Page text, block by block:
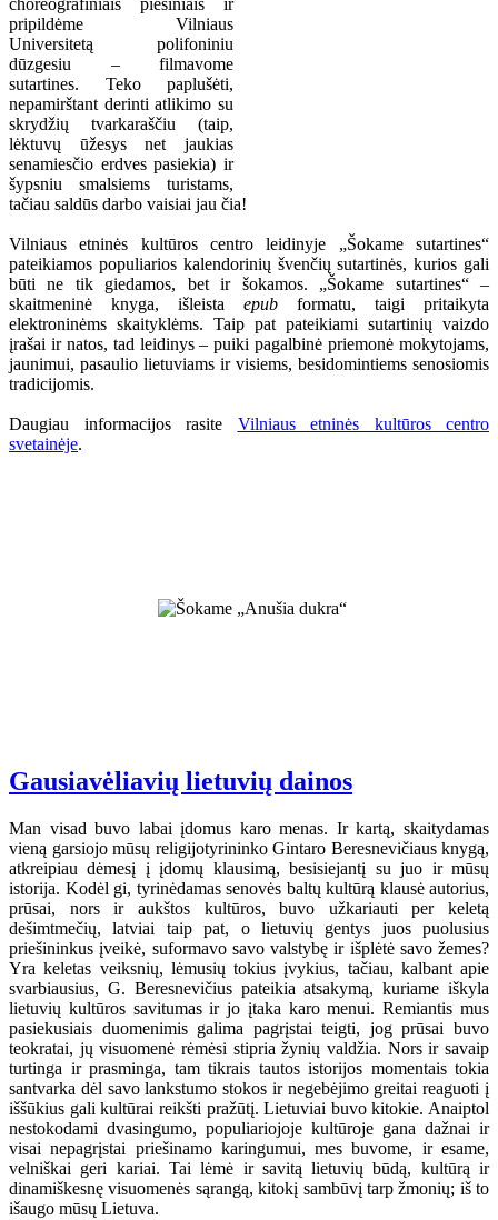
choreografiniais piešiniais ir
pripildėme Vilniaus
Universitetą polifoniniu
dūzgesiu – filmavome
sutartines. Teko paplušėti,
nepamirštant derinti atlikimo su
skrydžių tvarkaraščiu (taip,
lėktuvų ūžesys net jaukias
senamiesčio erdves pasiekia) ir
šypsniu smalsiems turistams,
tačiau saldūs darbo vaisiai jau čia!
Vilniaus etninės kultūros centro leidinyje „Šokame sutartines“
pateikiamos populiarios kalendorinių švenčių sutartinės, kurios gali
būti ne tik giedamos, bet ir šokamos. „Šokame sutartines“ –
skaitmeninė knyga, išleista epub formatu, taigi pritaikyta
elektroninėms skaityklėms. Taip pat pateikiami sutartinių vaizdo
įrašai ir natos, tad leidinys – puiki pagalbinė priemonė mokytojams,
jaunimui, pasaulio lietuviams ir visiems, besidomintiems senosiomis
tradicijomis.
Daugiau informacijos rasite Vilniaus etninės kultūros centro
svetainėje.
Gausiavėliavių lietuvių dainos
Man visad buvo labai įdomus karo menas. Ir kartą, skaitydamas
vieną garsiojo mūsų religijotyrininko Gintaro Beresnevičiaus knygą,
atkreipiau dėmesį į įdomų klausimą, besisiejantį su juo ir mūsų
istorija. Kodėl gi, tyrinėdamas senovės baltų kultūrą klausė autorius,
prūsai, nors ir aukštos kultūros, buvo užkariauti per keletą
dešimtmečių, latviai taip pat, o lietuvių gentys juos puolusius
priešininkus įveikė, suformavo savo valstybę ir išplėtė savo žemes?
Yra keletas veiksnių, lėmusių tokius įvykius, tačiau, kalbant apie
svarbiausius, G. Beresnevičius pateikia atsakymą, kuriame iškyla
lietuvių kultūros savitumas ir jo įtaka karo menui. Remiantis mus
pasiekusiais duomenimis galima pagrįstai teigti, jog prūsai buvo
teokratai, jų visuomenė rėmėsi stipria žynių valdžia. Nors ir savaip
turtinga ir prasminga, tam tikrais tautos istorijos momentais tokia
santvarka dėl savo lankstumo stokos ir negebėjimo greitai reaguoti į
iššūkius gali kultūrai reikšti pražūtį. Lietuviai buvo kitokie. Anaiptol
nestokodami dvasingumo, populiariojoje kultūroje gana dažnai ir
visai nepagrįstai priešinamo karingumui, mes buvome, ir esame,
velniškai geri kariai. Tai lėmė ir savitą lietuvių būdą, kultūrą ir
dinamiškesnę visuomenės sąrangą, kitokį sambūvį tarp žmonių; iš to
išaugo mūsų Lietuva.